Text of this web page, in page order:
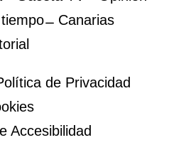
Canarias
de Privacidad
Accesibilidad